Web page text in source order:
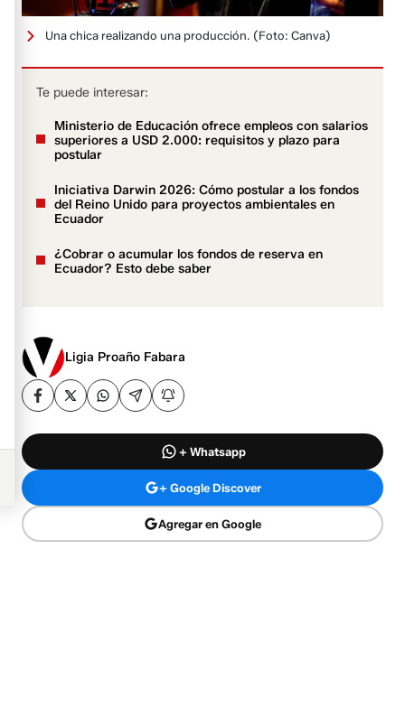
Una chica realizando una producción. (Foto: Canva)
Te puede interesar:
Ministerio de Educación ofrece empleos con salarios
superiores a USD 2.000: requisitos y plazo para
postular
Iniciativa Darwin 2026: Cómo postular a los fondos
del Reino Unido para proyectos ambientales en
Ecuador
¿Cobrar o acumular los fondos de reserva en
Ecuador? Esto debe saber
Ligia Proaño Fabara
+ Whatsapp
+ Google Discover
Agregar en Google